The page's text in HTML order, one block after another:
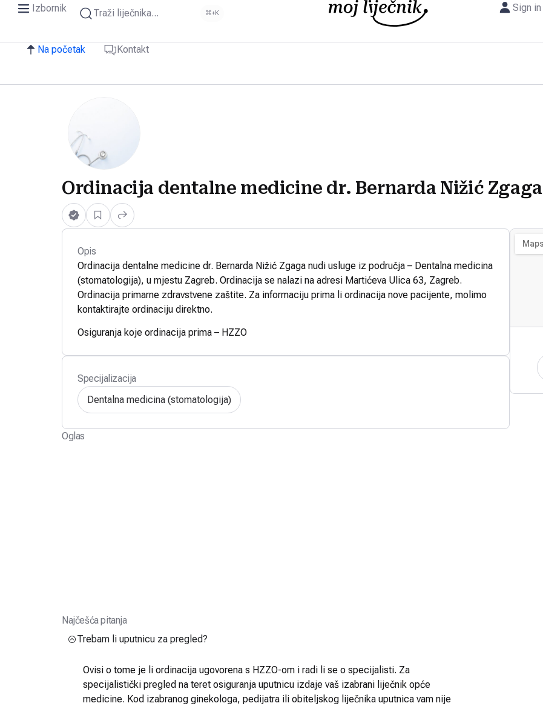
Izbornik Traži liječnika... ⌘+K Sign in
Na početak Kontakt
Ordinacija dentalne medicine dr. Bernarda Nižić Zgaga
Opis
Ordinacija dentalne medicine dr. Bernarda Nižić Zgaga nudi usluge iz područja – Dentalna medicina
(stomatologija), u mjestu Zagreb. Ordinacija se nalazi na adresi Martićeva Ulica 63, Zagreb.
Ordinacija primarne zdravstvene zaštite. Za informaciju prima li ordinacija nove pacijente, molimo
kontaktirajte ordinaciju direktno.
Osiguranja koje ordinacija prima – HZZO
Specijalizacija
Dentalna medicina (stomatologija)
Oglas
Najčešća pitanja
Trebam li uputnicu za pregled?
Ovisi o tome je li ordinacija ugovorena s HZZO-om i radi li se o specijalisti. Za
specijalistički pregled na teret osiguranja uputnicu izdaje vaš izabrani liječnik opće
medicine. Kod izabranog ginekologa, pedijatra ili obiteljskog liječnika uputnica vam nije